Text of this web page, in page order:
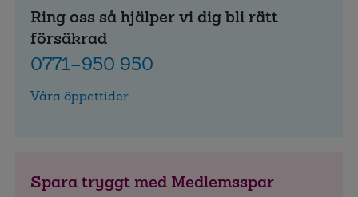
Ring oss så hjälper vi dig bli rätt
försäkrad
0771–950 950
Våra öppettider
Spara tryggt med Medlemsspar